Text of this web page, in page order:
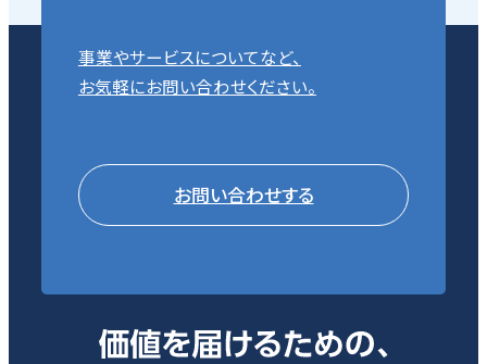
事業やサービスについてなど、
お気軽にお問い合わせください。
お問い合わせする